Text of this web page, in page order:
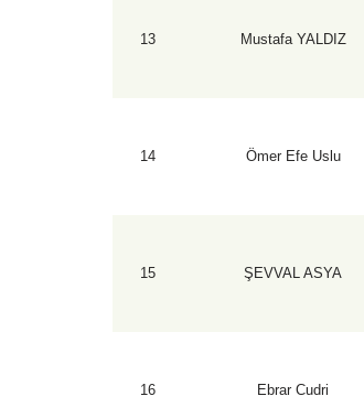
13 Mustafa YALDIZ
14 Ömer Efe Uslu
15 ŞEVVAL ASYA
16 Ebrar Cudri